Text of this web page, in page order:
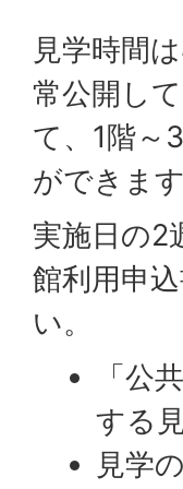
見学時間
常公開し
て、1階～
ができます
実施日の2
館利用申
い。
「公
する
見学